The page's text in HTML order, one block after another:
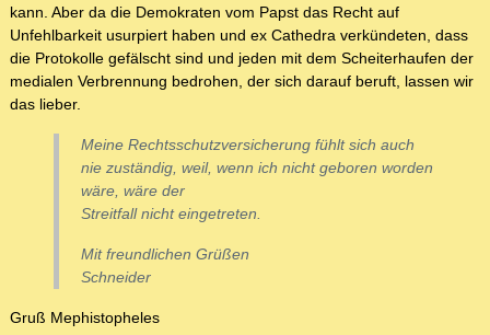
kann. Aber da die Demokraten vom Papst das Recht auf
Unfehlbarkeit usurpiert haben und ex Cathedra verkündeten, dass
die Protokolle gefälscht sind und jeden mit dem Scheiterhaufen der
medialen Verbrennung bedrohen, der sich darauf beruft, lassen wir
das lieber.
Meine Rechtsschutzversicherung fühlt sich auch
nie zuständig, weil, wenn ich nicht geboren worden
wäre, wäre der
Streitfall nicht eingetreten.
Mit freundlichen Grüßen
Schneider
Gruß Mephistopheles